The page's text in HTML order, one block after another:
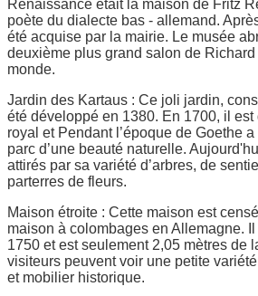
Renaissance était la maison de Fritz
poète du dialecte bas - allemand.
été acquise par la mairie. Le musée
deuxième plus grand salon de
monde.
Jardin des Kartaus : Ce joli jardin,
été développé en 1380. En 1700, il
royal et Pendant l’époque de Goethe
parc d’une beauté naturelle.
attirés par sa variété d’arbres, de
parterres de fleurs.
Maison étroite : Cette maison est
maison à colombages en Allemagne.
1750 et est seulement 2,05 mètres de
visiteurs peuvent voir une petite
et mobilier historique.